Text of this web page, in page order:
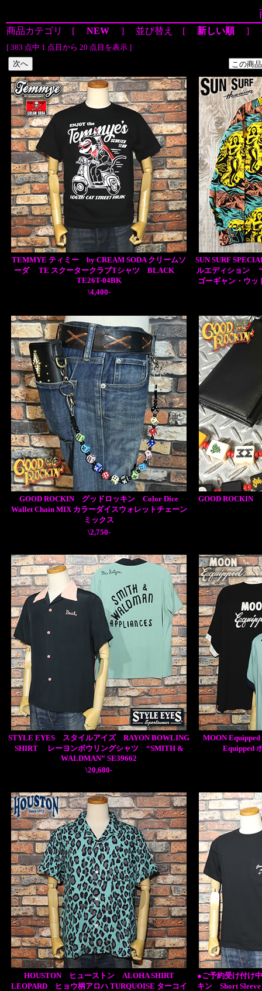
商品カテゴリ [ NEW ] 並び替え [ 新しい順 ]
[ 383 点中 1 点目から 20 点目を表示 ]
TEMMYE ティミー by CREAM SODA クリームソ
ーダ TE スクータークラブTシャツ BLACK
TE26T-04BK
\4,400-
SUN SURF
ルエディション
ゴーギャン・ウッ
GOOD ROCKIN グッドロッキン Color Dice
Wallet Chain MIX カラーダイスウォレットチェーン
ミックス
\2,750-
GOOD ROCKIN
STYLE EYES スタイルアイズ RAYON BOWLING
SHIRT レーヨンボウリングシャツ “SMITH &
WALDMAN” SE39662
\20,680-
MOON
Equipped
HOUSTON ヒューストン ALOHA SHIRT
LEOPARD ヒョウ柄アロハ TURQUOISE ターコイ
●ご予約受け付け
キン Short